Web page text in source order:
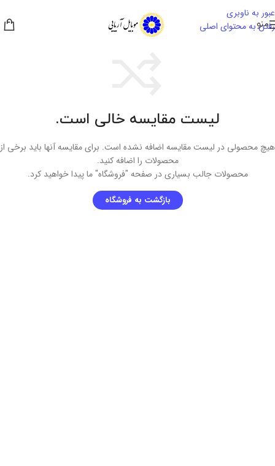
عبور به ناوبری
رفتن به محتوای اصلی
منو
لیست مقایسه خالی است.
هیچ محصولی در لیست مقایسه اضافه نشده است. برای مقایسه آنها باید برخی از
محصولات را اضافه کنید.
محصولات جالب بسیاری در صفحه "فروشگاه" ما پیدا خواهید کرد.
بازگشت به فروشگاه